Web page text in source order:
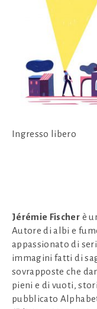
Ingresso libero
Jérémie Fischer è
Autore di albi e
appassionato di
immagini fatti di
sovrapposte che
pieni e di vuoti,
pubblicato